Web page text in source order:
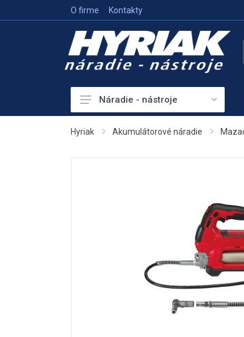
O firme Kontakty
Akumulátorové náradie
Stavebné miešačky
Náradie - nástroje
Hyriak Akumulátorové náradie